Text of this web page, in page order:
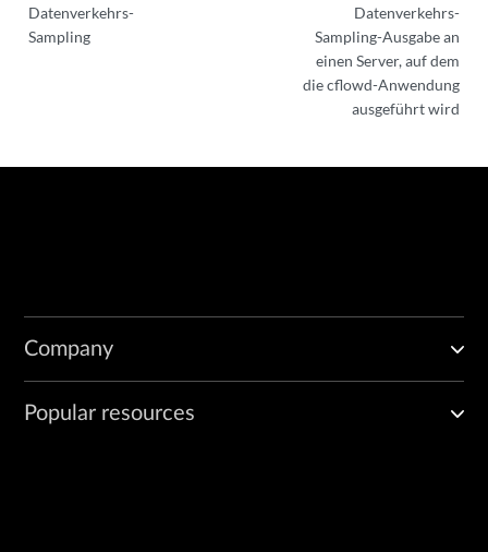
Datenverkehrs-
Sampling
Datenverkehrs-
Sampling-Ausgabe an
einen Server, auf dem
die cflowd-Anwendung
ausgeführt wird
Company
Popular resources